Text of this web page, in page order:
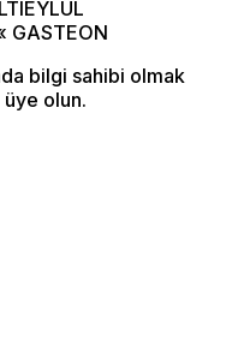
bilgi sahibi olmak
olun.